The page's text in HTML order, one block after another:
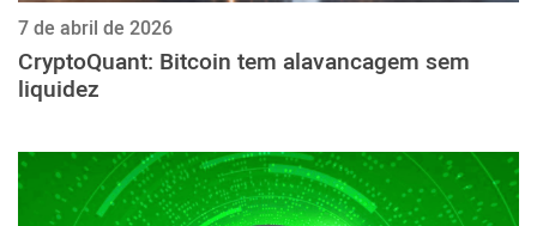
7 de abril de 2026
CryptoQuant: Bitcoin tem alavancagem sem
liquidez